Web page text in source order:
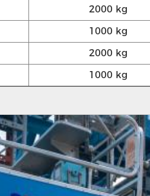
2000 kg
1000 kg
2000 kg
1000 kg